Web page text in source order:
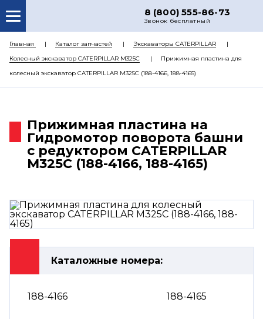
8 (800) 555-86-73
Звонок бесплатный
О НАС
КАТАЛОГ ЗАПЧАСТЕЙ
РЕМОНТ
ЦЕНЫ
КОНТАКТЫ
Главная Каталог запчастей
Экскаваторы CATERPILLAR
Колесный экскаватор CATERPILLAR M325C
Прижимная пластина для
колесный экскаватор CATERPILLAR M325C (188-4166, 188-4165)
Прижимная пластина на
Гидромотор поворота башни
с редуктором CATERPILLAR
M325C (188-4166, 188-4165)
Каталожные номера:
188-4166 188-4165